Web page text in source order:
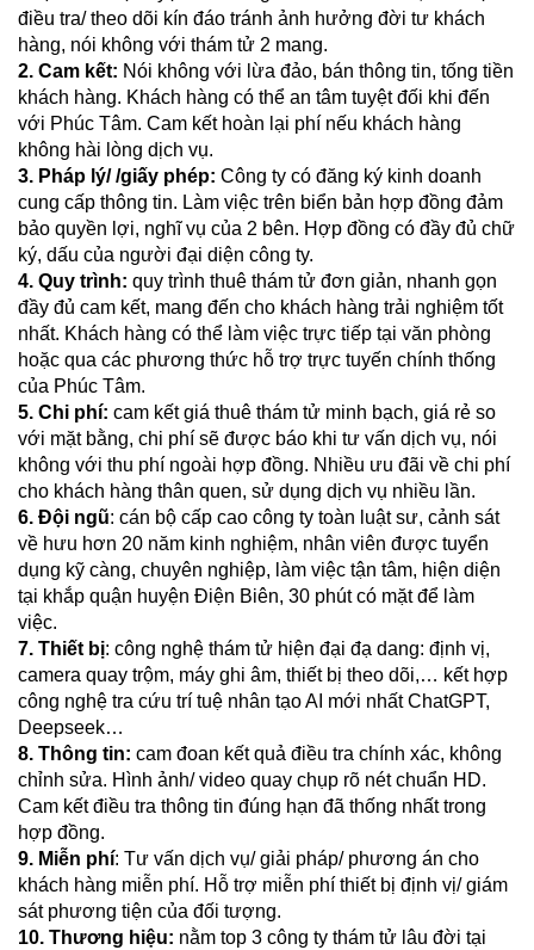
điều tra/ theo dõi kín đáo tránh ảnh hưởng đời tư khách
hàng, nói không với thám tử 2 mang.
2. Cam kết: Nói không với lừa đảo, bán thông tin, tống tiền
khách hàng. Khách hàng có thể an tâm tuyệt đối khi đến
với Phúc Tâm. Cam kết hoàn lại phí nếu khách hàng
không hài lòng dịch vụ.
3. Pháp lý/ /giấy phép: Công ty có đăng ký kinh doanh
cung cấp thông tin. Làm việc trên biển bản hợp đồng đảm
bảo quyền lợi, nghĩ vụ của 2 bên. Hợp đồng có đầy đủ chữ
ký, dấu của người đại diện công ty.
4. Quy trình: quy trình thuê thám tử đơn giản, nhanh gọn
đầy đủ cam kết, mang đến cho khách hàng trải nghiệm tốt
nhất. Khách hàng có thể làm việc trực tiếp tại văn phòng
hoặc qua các phương thức hỗ trợ trực tuyến chính thống
của Phúc Tâm.
5. Chi phí: cam kết giá thuê thám tử minh bạch, giá rẻ so
với mặt bằng, chi phí sẽ được báo khi tư vấn dịch vụ, nói
không với thu phí ngoài hợp đồng. Nhiều ưu đãi về chi phí
cho khách hàng thân quen, sử dụng dịch vụ nhiều lần.
6. Đội ngũ: cán bộ cấp cao công ty toàn luật sư, cảnh sát
về hưu hơn 20 năm kinh nghiệm, nhân viên được tuyển
dụng kỹ càng, chuyên nghiệp, làm việc tận tâm, hiện diện
tại khắp quận huyện Điện Biên, 30 phút có mặt để làm
việc.
7. Thiết bị: công nghệ thám tử hiện đại đạ dang: định vị,
camera quay trộm, máy ghi âm, thiết bị theo dõi,… kết hợp
công nghệ tra cứu trí tuệ nhân tạo AI mới nhất ChatGPT,
Deepseek…
8. Thông tin: cam đoan kết quả điều tra chính xác, không
chỉnh sửa. Hình ảnh/ video quay chụp rõ nét chuẩn HD.
Cam kết điều tra thông tin đúng hạn đã thống nhất trong
hợp đồng.
9. Miễn phí: Tư vấn dịch vụ/ giải pháp/ phương án cho
khách hàng miễn phí. Hỗ trợ miễn phí thiết bị định vị/ giám
sát phương tiện của đối tượng.
10. Thương hiệu: nằm top 3 công ty thám tử lâu đời tại